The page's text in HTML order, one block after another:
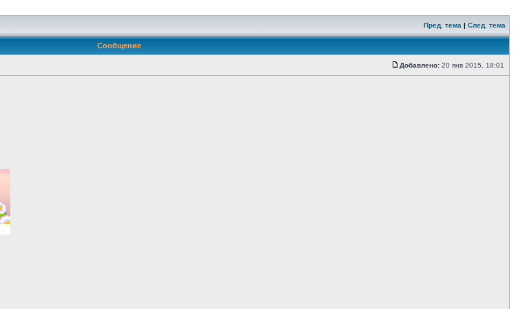
Пред. тема | След. тема
Сообщение
Добавлено: 20 янв 2015, 18:01